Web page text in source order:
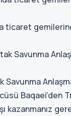
ticaret
Savunma